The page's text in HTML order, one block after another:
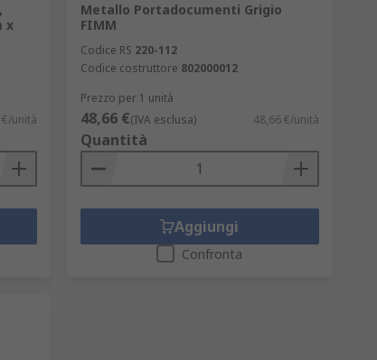
x
unità
Metallo Portadocumenti Grigio
FIMM
Codice RS 220-112
Codice costruttore 802000012
Prezzo per 1 unità
48,66 €(IVA esclusa) 48,66 €/unità
Quantità
Aggiungi
Confronta